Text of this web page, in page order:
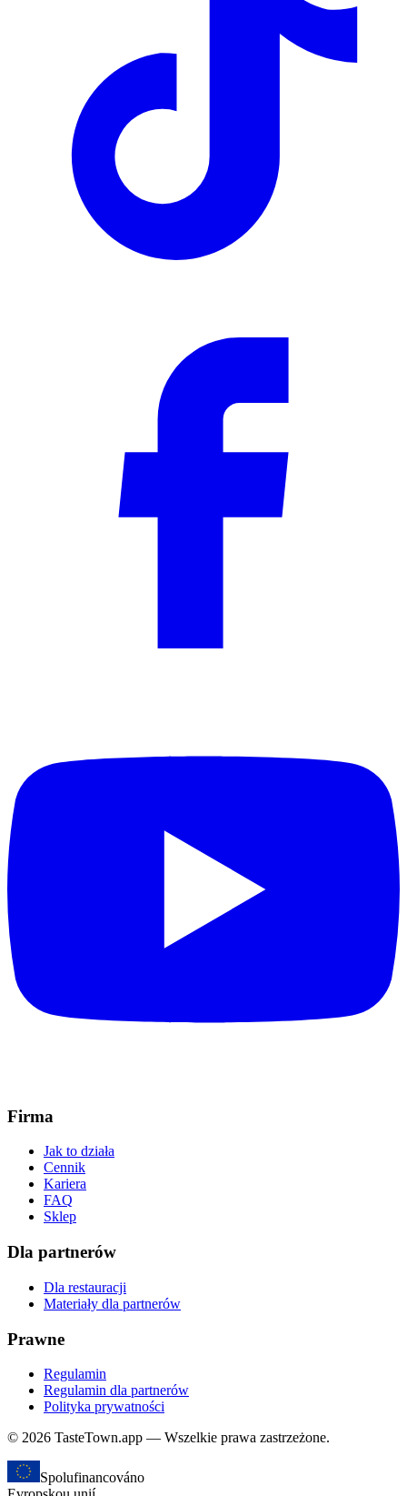
Firma
Jak to działa
Cennik
Kariera
FAQ
Sklep
Dla partnerów
Dla restauracji
Materiały dla partnerów
Prawne
Regulamin
Regulamin dla partnerów
Polityka prywatności
© 2026 TasteTown.app — Wszelkie prawa zastrzeżone.
Spolufinancováno